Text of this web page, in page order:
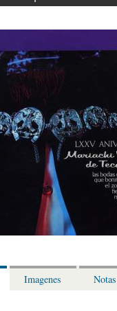
Imagenes Notas